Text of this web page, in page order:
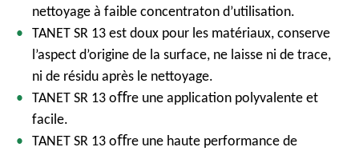
nettoyage à faible concentraton d’utilisation.
TANET SR 13 est doux pour les matériaux, conserve
l’aspect d’origine de la surface, ne laisse ni de trace,
ni de résidu après le nettoyage.
TANET SR 13 oﬀre une application polyvalente et
facile.
TANET SR 13 oﬀre une haute performance de